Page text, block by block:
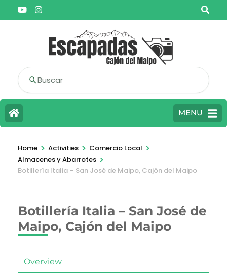
Buscar
MENU
Home > Activities > Comercio Local >
Almacenes y Abarrotes >
Botillería Italia – San José de Maipo, Cajón del Maipo
Botillería Italia – San José de
Maipo, Cajón del Maipo
Overview